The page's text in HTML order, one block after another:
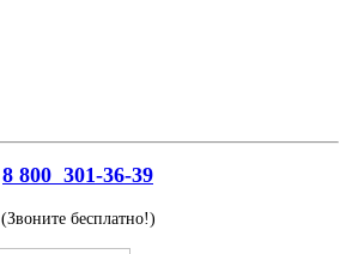
8 800 301-36-39
(Звоните бесплатно!)